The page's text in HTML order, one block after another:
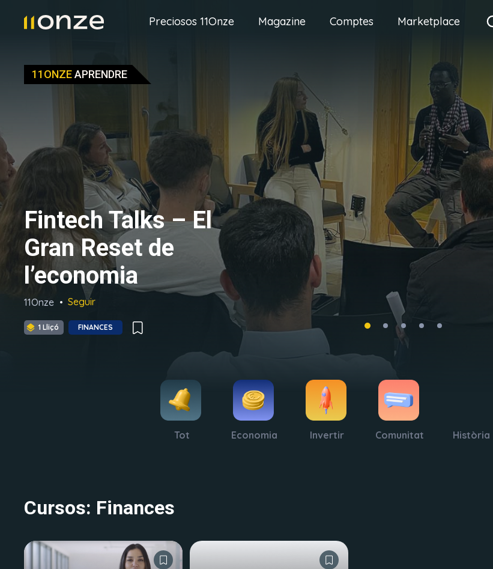
Preciosos 11Onze Magazine Comptes Marketplace
11ONZEAPRENDRE
Fintech Talks – El
Gran Reset de
l’economia
11Onze Seguir
1 Lliçó FINANCES
Tot Economia Invertir Comunitat Història
Cursos: Finances